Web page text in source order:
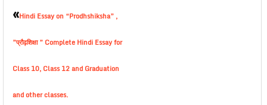
«Hindi Essay on “Prodhshiksha” ,
”प्रौढ़शिक्षा ” Complete Hindi Essay for
Class 10, Class 12 and Graduation
and other classes.